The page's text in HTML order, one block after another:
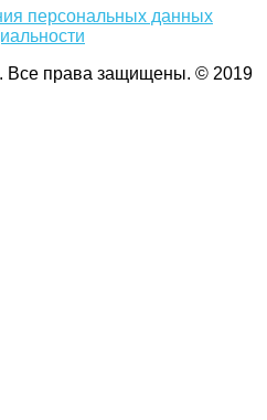
персональных данных
Все права защищены. © 2019